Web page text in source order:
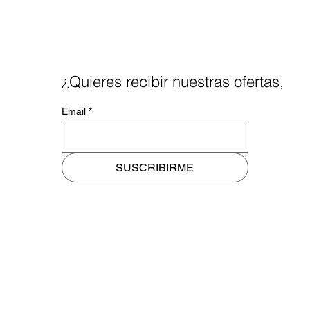
¿Quieres recibir nuestras ofertas,
noticias y blog a tu mail?
Email *
SUSCRIBIRME